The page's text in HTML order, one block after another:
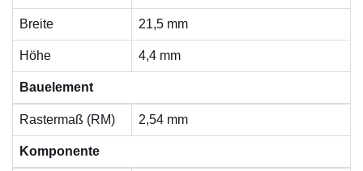
Breite 21,5 mm
Höhe 4,4 mm
Bauelement
Rastermaß (RM) 2,54 mm
Komponente